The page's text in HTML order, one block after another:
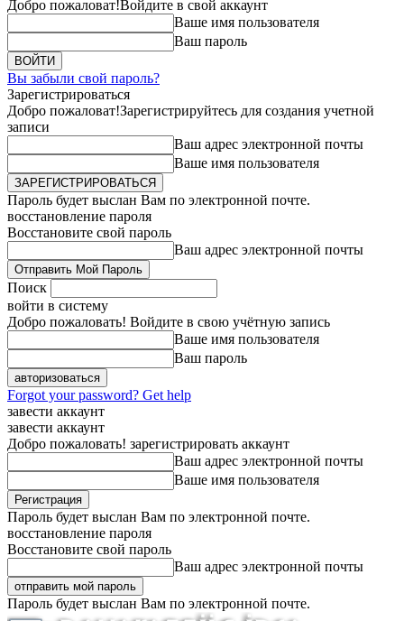
Добро пожаловат!Войдите в свой аккаунт
Ваше имя пользователя
Ваш пароль
Вы забыли свой пароль?
Зарегистрироваться
Добро пожаловат!Зарегистрируйтесь для создания учетной
записи
Ваш адрес электронной почты
Ваше имя пользователя
Пароль будет выслан Вам по электронной почте.
восстановление пароля
Восстановите свой пароль
Ваш адрес электронной почты
Поиск
войти в систему
Добро пожаловать! Войдите в свою учётную запись
Ваше имя пользователя
Ваш пароль
Forgot your password? Get help
завести аккаунт
завести аккаунт
Добро пожаловать! зарегистрировать аккаунт
Ваш адрес электронной почты
Ваше имя пользователя
Пароль будет выслан Вам по электронной почте.
восстановление пароля
Восстановите свой пароль
Ваш адрес электронной почты
Пароль будет выслан Вам по электронной почте.